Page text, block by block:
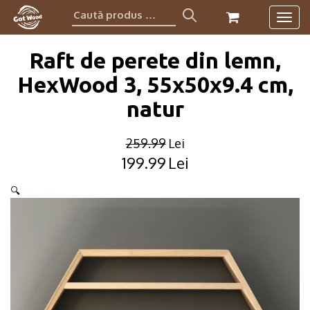
Caută
produs:
Raft de perete din lemn,
HexWood 3, 55x50x9.4 cm,
natur
259.99 Lei
Original
was:
199.99 Lei
Current
is:
🔍